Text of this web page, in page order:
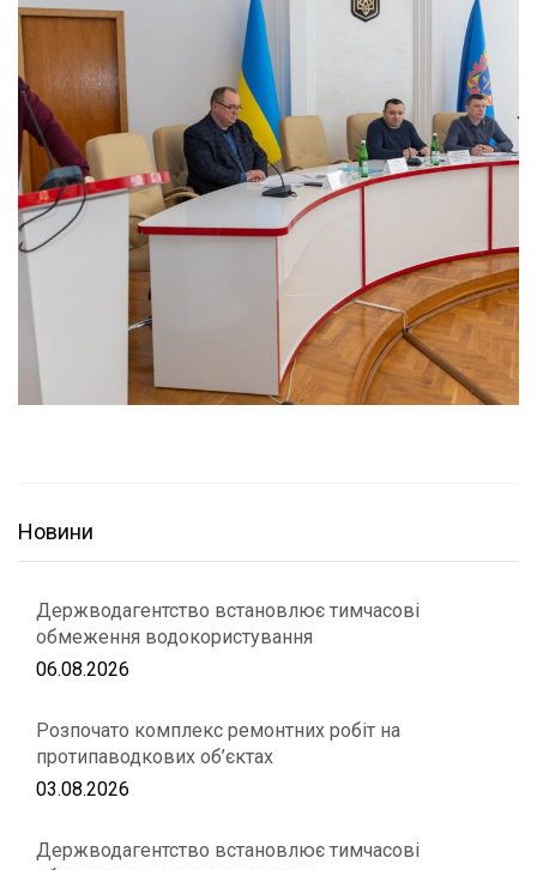
Новини
Держводагентство встановлює тимчасові
обмеження водокористування
06.08.2026
Розпочато комплекс ремонтних робіт на
протипаводкових об’єктах
03.08.2026
Держводагентство встановлює тимчасові